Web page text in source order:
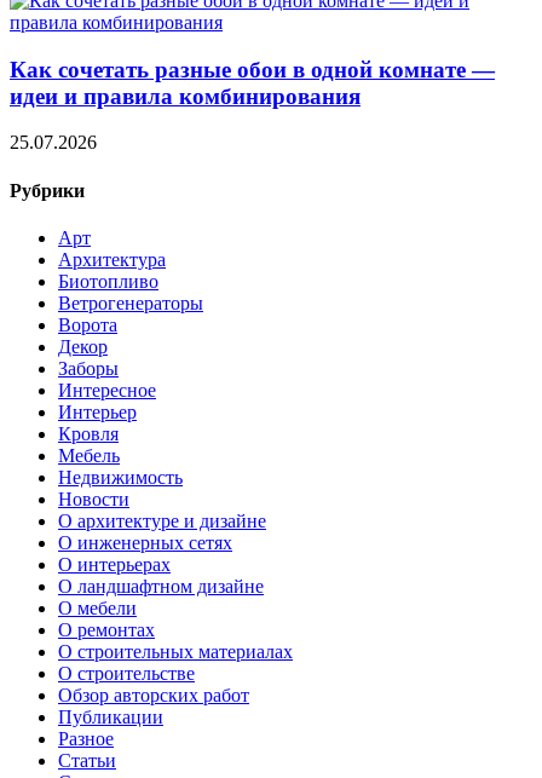
Как сочетать разные обои в одной комнате —
идеи и правила комбинирования
25.07.2026
Рубрики
Арт
Архитектура
Биотопливо
Ветрогенераторы
Ворота
Декор
Заборы
Интересное
Интерьер
Кровля
Мебель
Недвижимость
Новости
О архитектуре и дизайне
О инженерных сетях
О интерьерах
О ландшафтном дизайне
О мебели
О ремонтах
О строительных материалах
О строительстве
Обзор авторских работ
Публикации
Разное
Статьи